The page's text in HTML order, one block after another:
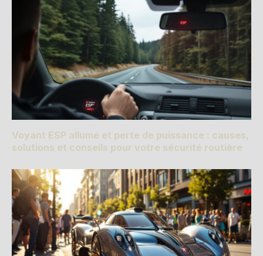
Voyant ESP allumé et perte de puissance : causes,
solutions et conseils pour votre sécurité routière